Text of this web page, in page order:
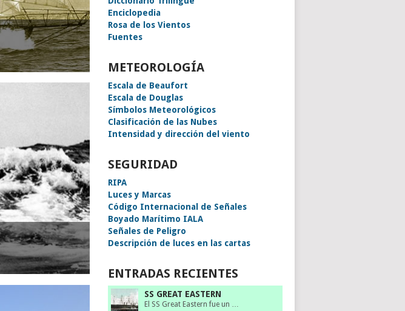
Enciclopedia
Rosa de los Vientos
Fuentes
METEOROLOGÍA
Escala de Beaufort
Escala de Douglas
Símbolos Meteorológicos
Clasificación de las Nubes
Intensidad y dirección del viento
SEGURIDAD
RIPA
Luces y Marcas
Código Internacional de Señales
Boyado Marítimo IALA
Señales de Peligro
Descripción de luces en las cartas
ENTRADAS RECIENTES
SS GREAT EASTERN
El SS Great Eastern fue un …